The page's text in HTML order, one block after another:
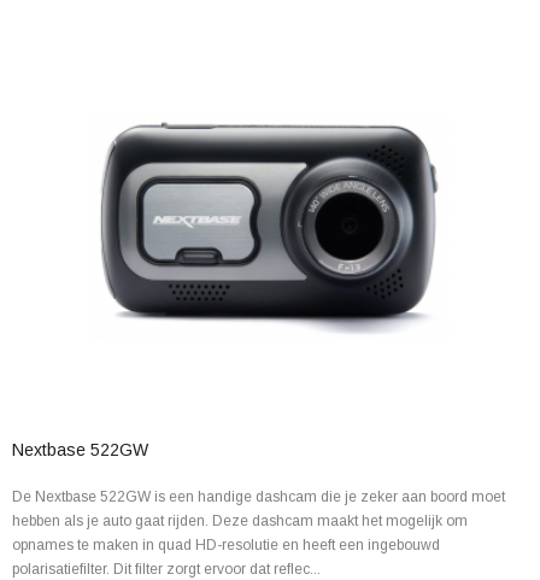
Nextbase 522GW
De Nextbase 522GW is een handige dashcam die je zeker aan boord moet
hebben als je auto gaat rijden. Deze dashcam maakt het mogelijk om
opnames te maken in quad HD-resolutie en heeft een ingebouwd
polarisatiefilter. Dit filter zorgt ervoor dat reflec...